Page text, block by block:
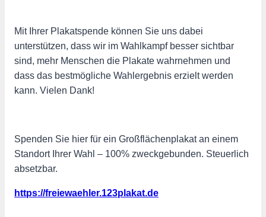
Mit Ihrer Plakatspende können Sie uns dabei
unterstützen, dass wir im Wahlkampf besser sichtbar
sind, mehr Menschen die Plakate wahrnehmen und
dass das bestmögliche Wahlergebnis erzielt werden
kann. Vielen Dank!
Spenden Sie hier für ein Großflächenplakat an einem
Standort Ihrer Wahl – 100% zweckgebunden. Steuerlich
absetzbar.
https://freiewaehler.123plakat.de